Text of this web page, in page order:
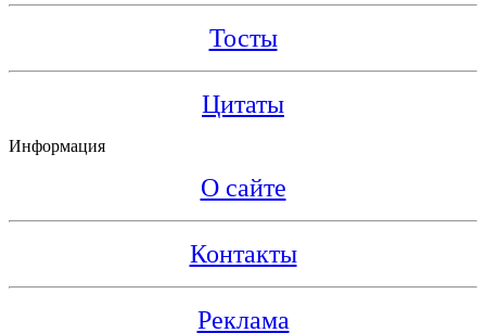
Тосты
Цитаты
Информация
О сайте
Контакты
Реклама